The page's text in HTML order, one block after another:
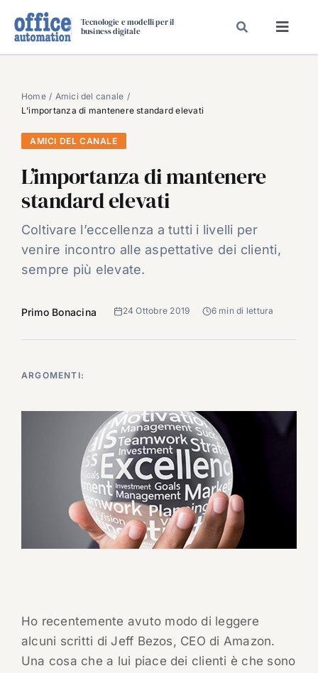
Tecnologie e modelli per il
business digitale
SPECIAL PAPER
TAVOLE ROTONDE DI REDAZIONE
DAL MERCATO
CARRIERE
VIDEO
EVENTI
CHI SIAMO
Home
Amici del canale
L’importanza di mantenere standard elevati
AMICI DEL CANALE
L’importanza di mantenere
standard elevati
Coltivare l’eccellenza a tutti i livelli per
venire incontro alle aspettative dei clienti,
sempre più elevate.
Primo Bonacina 24 Ottobre 2019 6 min di lettura
ARGOMENTI:
Ho recentemente avuto modo di leggere
alcuni scritti di Jeff Bezos, CEO di Amazon.
Una cosa che a lui piace dei clienti è che sono